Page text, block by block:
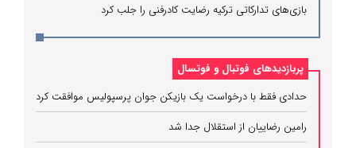
بازی‌های تدارکاتی ترکیه رضایت کادرفنی را جلب کرد
پربازدیدهای فوتبال و فوتسال
حدادی فقط با درخواست یک بازیکن جوان پرسپولیس موافقت کرد
رامین رضاییان از استقلال جدا شد